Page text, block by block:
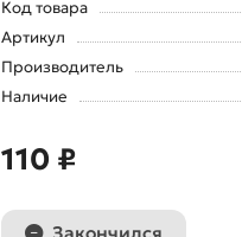
Код товара
Артикул
Производитель
Наличие
110 ₽
Закончился